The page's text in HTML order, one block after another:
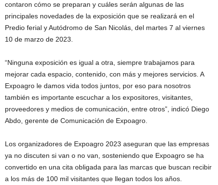
contaron cómo se preparan y cuáles serán algunas de las
principales novedades de la exposición que se realizará en el
Predio ferial y Autódromo de San Nicolás, del martes 7 al viernes
10 de marzo de 2023.
“Ninguna exposición es igual a otra, siempre trabajamos para
mejorar cada espacio, contenido, con más y mejores servicios. A
Expoagro le damos vida todos juntos, por eso para nosotros
también es importante escuchar a los expositores, visitantes,
proveedores y medios de comunicación, entre otros”, indicó Diego
Abdo, gerente de Comunicación de Expoagro.
Los organizadores de Expoagro 2023 aseguran que las empresas
ya no discuten si van o no van, sosteniendo que Expoagro se ha
convertido en una cita obligada para las marcas que buscan recibir
a los más de 100 mil visitantes que llegan todos los años.